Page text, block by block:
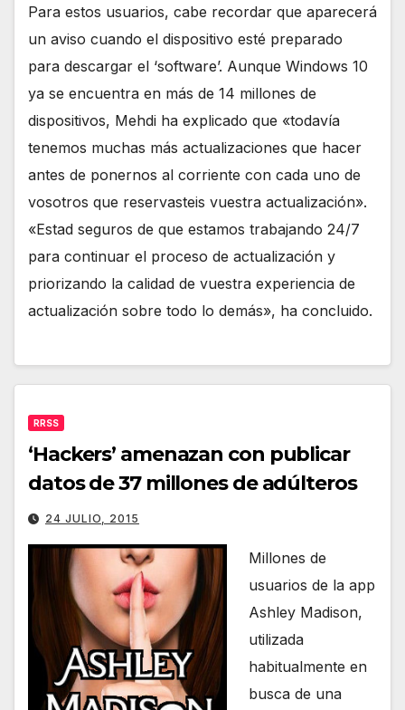
Para estos usuarios, cabe recordar que aparecerá
un aviso cuando el dispositivo esté preparado
para descargar el ‘software’. Aunque Windows 10
ya se encuentra en más de 14 millones de
dispositivos, Mehdi ha explicado que «todavía
tenemos muchas más actualizaciones que hacer
antes de ponernos al corriente con cada uno de
vosotros que reservasteis vuestra actualización».
«Estad seguros de que estamos trabajando 24/7
para continuar el proceso de actualización y
priorizando la calidad de vuestra experiencia de
actualización sobre todo lo demás», ha concluido.
RRSS
‘Hackers’ amenazan con publicar
datos de 37 millones de adúlteros
24 JULIO, 2015
Millones de
usuarios de la app
Ashley Madison,
utilizada
habitualmente en
busca de una